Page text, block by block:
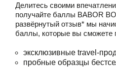
Делитесь своими
получайте баллы BABOR
развёрнутый отзыв* мы
баллы, которые вы сможете
эксклюзивные travel-
пробные образцы